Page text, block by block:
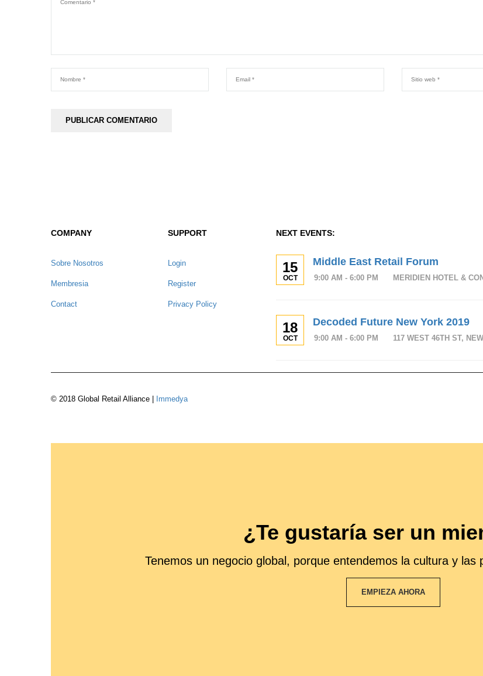
COMPANY
Sobre Nosotros
Membresia
Contact
SUPPORT
Login
Register
Privacy Policy
NEXT EVENTS:
15
OCT
Middle East Retail Forum
9:00 AM - 6:00 PM MERIDIEN HOTEL &
18
OCT
Decoded Future New York 2019
9:00 AM - 6:00 PM 117 WEST 46TH ST,
© 2018 Global Retail Alliance | Immedya
¿Te gustaría ser un
Tenemos un negocio global, porque entendemos la cultura y las
EMPIEZA AHORA